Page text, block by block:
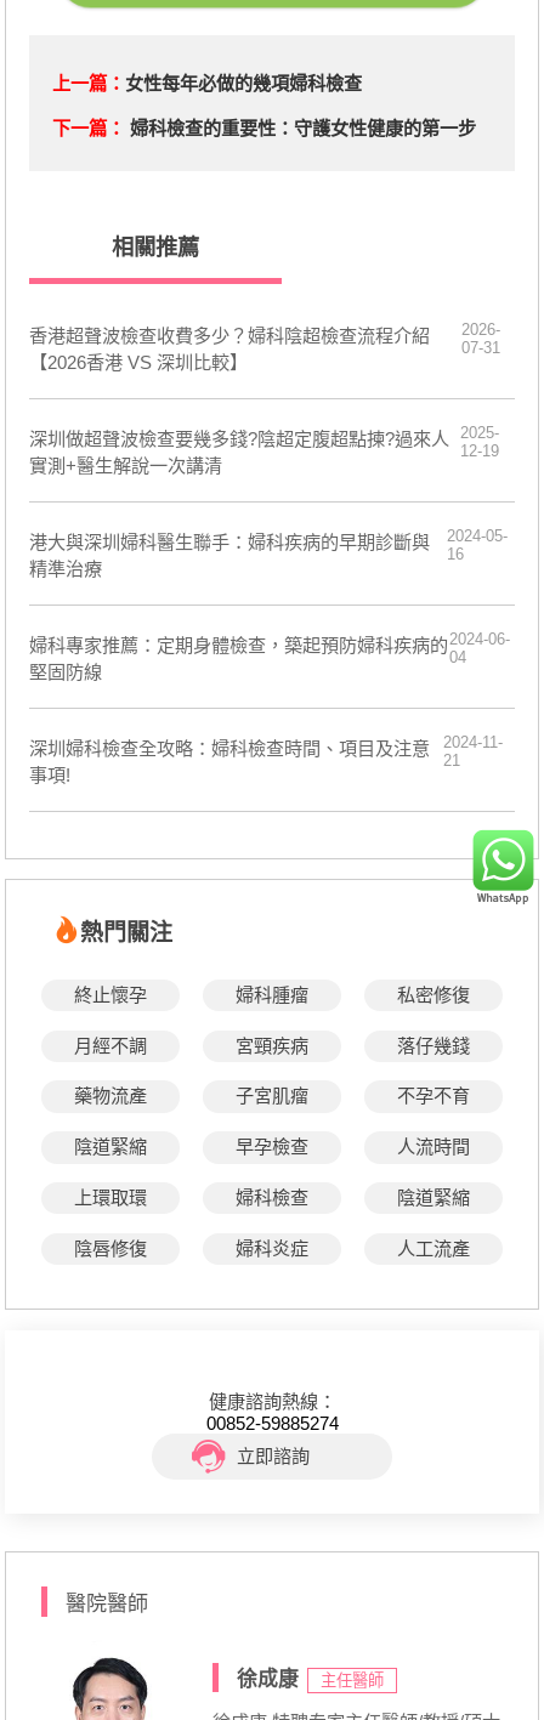
上一篇： 女性每年必做的幾項婦科檢查
下一篇： 婦科檢查的重要性：守護女性健康的第一步
相關推薦
香港超聲波檢查收費多少？婦科陰超檢查流程介紹
【2026香港 VS 深圳比較】
2026-
07-31
深圳做超聲波檢查要幾多錢?陰超定腹超點揀?過來人
實測+醫生解說一次講清
2025-
12-19
​港大與深圳婦科醫生聯手：婦科疾病的早期診斷與
精準治療
2024-05-
16
婦科專家推薦：定期身體檢查，築起預防婦科疾病的
堅固防線
2024-06-
04
​深圳婦科檢查全攻略：婦科檢查時間、項目及注意
事項!
2024-11-
21
熱門關注
終止懷孕 婦科腫瘤 私密修復
月經不調 宮頸疾病 落仔幾錢
藥物流產 子宮肌瘤 不孕不育
陰道緊縮 早孕檢查 人流時間
上環取環 婦科檢查 陰道緊縮
陰唇修復 婦科炎症 人工流產
健康諮詢熱線：
00852-59885274
立即諮詢
醫院醫師
徐成康 主任醫師